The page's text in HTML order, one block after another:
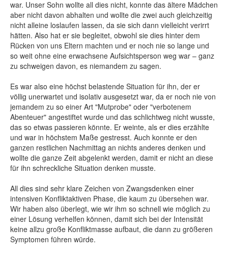
war. Unser Sohn wollte all dies nicht, konnte das ältere Mädchen
aber nicht davon abhalten und wollte die zwei auch gleichzeitig
nicht alleine loslaufen lassen, da sie sich dann vielleicht verirrt
hätten. Also hat er sie begleitet, obwohl sie dies hinter dem
Rücken von uns Eltern machten und er noch nie so lange und
so weit ohne eine erwachsene Aufsichtsperson weg war – ganz
zu schweigen davon, es niemandem zu sagen.
Es war also eine höchst belastende Situation für ihn, der er
völlig unerwartet und isolativ ausgesetzt war, da er noch nie von
jemandem zu so einer Art "Mutprobe" oder "verbotenem
Abenteuer" angestiftet wurde und das schlichtweg nicht wusste,
das so etwas passieren könnte. Er weinte, als er dies erzählte
und war in höchstem Maße gestresst. Auch konnte er den
ganzen restlichen Nachmittag an nichts anderes denken und
wollte die ganze Zeit abgelenkt werden, damit er nicht an diese
für ihn schreckliche Situation denken musste.
All dies sind sehr klare Zeichen von Zwangsdenken einer
intensiven Konfliktaktiven Phase, die kaum zu übersehen war.
Wir haben also überlegt, wie wir ihm so schnell wie möglich zu
einer Lösung verhelfen können, damit sich bei der Intensität
keine allzu große Konfliktmasse aufbaut, die dann zu größeren
Symptomen führen würde.